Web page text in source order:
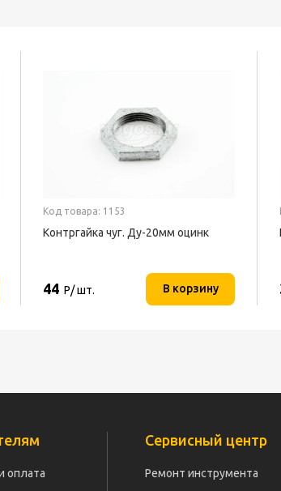
Код товара: 1153
Контргайка чуг. Ду-20мм оцинк
44 Р/ шт. В корзину
оплата
Сервисный центр
Ремонт инструмента